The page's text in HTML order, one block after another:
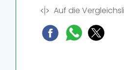
Auf die